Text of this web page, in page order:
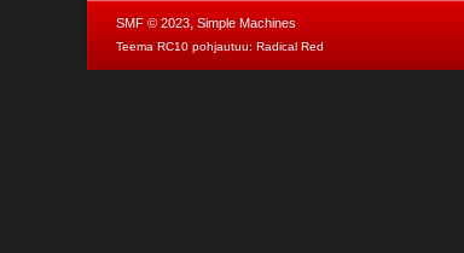
SMF © 2023, Simple Machines
Teema RC10 pohjautuu: Radical Red